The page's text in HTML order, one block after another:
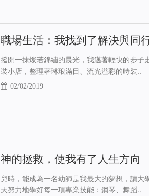
職場生活：我找到了解決與同
撥開一抹燦若錦繡的晨光，我邁著輕快的步子
裝小店，整理著琳琅滿目、流光溢彩的時裝..
02/02/2019
神的拯救，使我有了人生方向
兒時，能成為一名幼師是我最大的夢想，讀大
天努力地學好每一項專業技能：鋼琴、舞蹈..